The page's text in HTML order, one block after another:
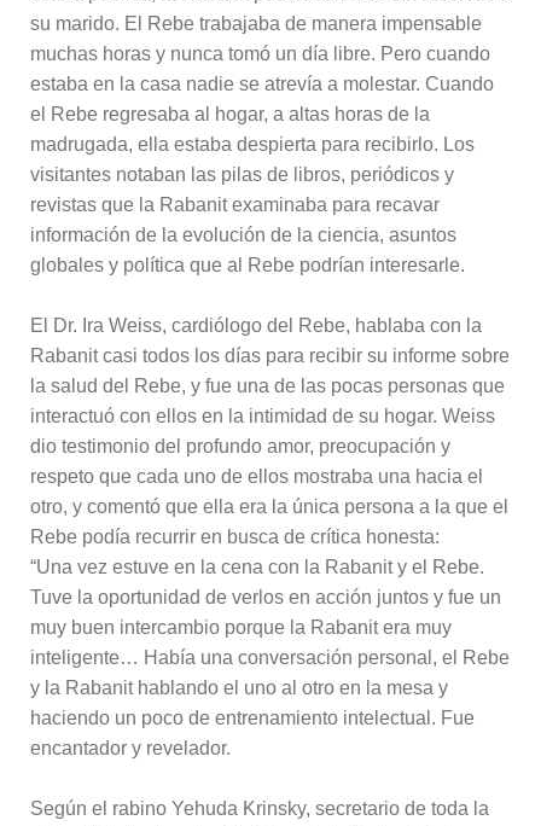
su marido. El Rebe trabajaba de manera impensable
muchas horas y nunca tomó un día libre. Pero cuando
estaba en la casa nadie se atrevía a molestar. Cuando
el Rebe regresaba al hogar, a altas horas de la
madrugada, ella estaba despierta para recibirlo. Los
visitantes notaban las pilas de libros, periódicos y
revistas que la Rabanit examinaba para recavar
información de la evolución de la ciencia, asuntos
globales y política que al Rebe podrían interesarle.
El Dr. Ira Weiss, cardiólogo del Rebe, hablaba con la
Rabanit casi todos los días para recibir su informe sobre
la salud del Rebe, y fue una de las pocas personas que
interactuó con ellos en la intimidad de su hogar. Weiss
dio testimonio del profundo amor, preocupación y
respeto que cada uno de ellos mostraba una hacia el
otro, y comentó que ella era la única persona a la que el
Rebe podía recurrir en busca de crítica honesta:
“Una vez estuve en la cena con la Rabanit y el Rebe.
Tuve la oportunidad de verlos en acción juntos y fue un
muy buen intercambio porque la Rabanit era muy
inteligente… Había una conversación personal, el Rebe
y la Rabanit hablando el uno al otro en la mesa y
haciendo un poco de entrenamiento intelectual. Fue
encantador y revelador.
Según el rabino Yehuda Krinsky, secretario de toda la